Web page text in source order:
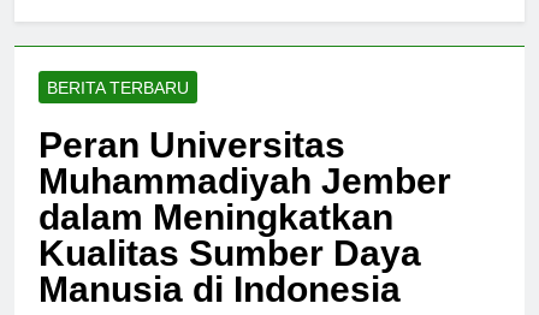
BERITA TERBARU
Peran Universitas
Muhammadiyah Jember
dalam Meningkatkan
Kualitas Sumber Daya
Manusia di Indonesia